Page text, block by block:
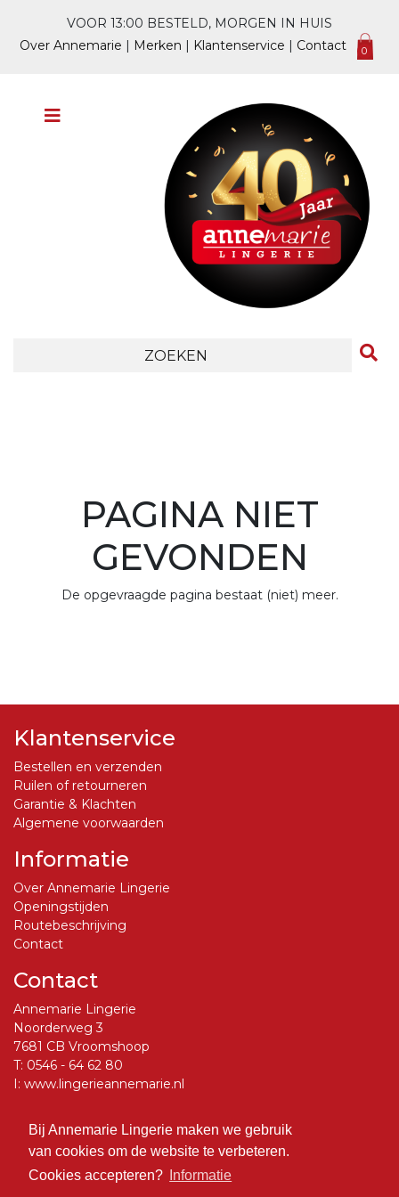
Bij Annemarie Lingerie maken we gebruik
van cookies om de website te verbeteren.
Cookies accepteren?
Informatie
VOOR 13:00 BESTELD, MORGEN IN HUIS
Over Annemarie | Merken | Klantenservice | Contact 0
PAGINA NIET
GEVONDEN
De opgevraagde pagina bestaat (niet) meer.
Klantenservice
Bestellen en verzenden
Ruilen of retourneren
Garantie & Klachten
Algemene voorwaarden
Informatie
Over Annemarie Lingerie
Openingstijden
Routebeschrijving
Contact
Contact
Annemarie Lingerie
Noorderweg 3
7681 CB Vroomshoop
T: 0546 - 64 62 80
I: www.lingerieannemarie.nl
Social Media
Volg ons op Facebook